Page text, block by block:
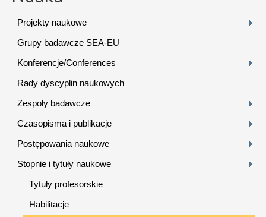
Projekty naukowe
Grupy badawcze SEA-EU
Konferencje/Conferences
Rady dyscyplin naukowych
Zespoły badawcze
Czasopisma i publikacje
Postępowania naukowe
Stopnie i tytuły naukowe
Tytuły profesorskie
Habilitacje